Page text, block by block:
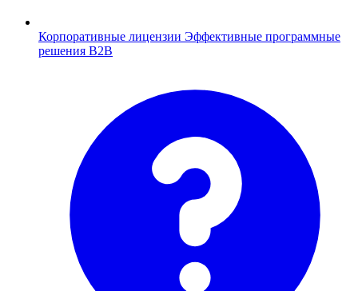
Корпоративные лицензии Эффективные программные
решения B2B